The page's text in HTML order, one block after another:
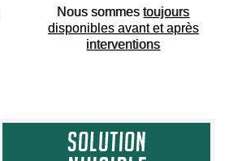
Nous sommestoujours
disponibles avant et après
interventions